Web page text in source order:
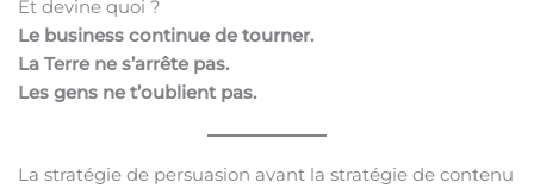
Et devine quoi ?
Le business continue de tourner.
La Terre ne s’arrête pas.
Les gens ne t’oublient pas.
La stratégie de persuasion avant la stratégie de contenu